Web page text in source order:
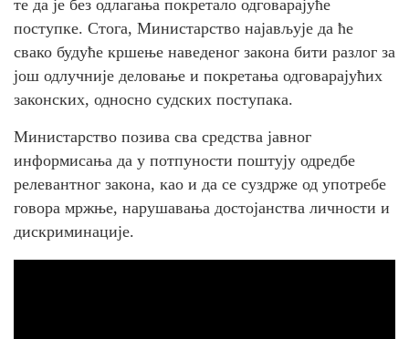
те да је без одлагања покретало одговарајуће
поступке. Стога, Министарство најављује да ће
свако будуће кршење наведеног закона бити разлог за
још одлучније деловање и покретања одговарајућих
законских, односно судских поступака.
Министарство позива сва средства јавног
информисања да у потпуности поштују одредбе
релевантног закона, као и да се суздрже од употребе
говора мржње, нарушавања достојанства личности и
дискриминације.